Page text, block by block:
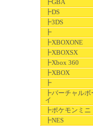
┣GBA
┣DS
┣3DS
┣
┣XBOXONE
┣XBOXSX
┣Xbox 360
┣XBOX
┣
┣バーチャルボ
イ
┣ポケモンミニ
┣NES